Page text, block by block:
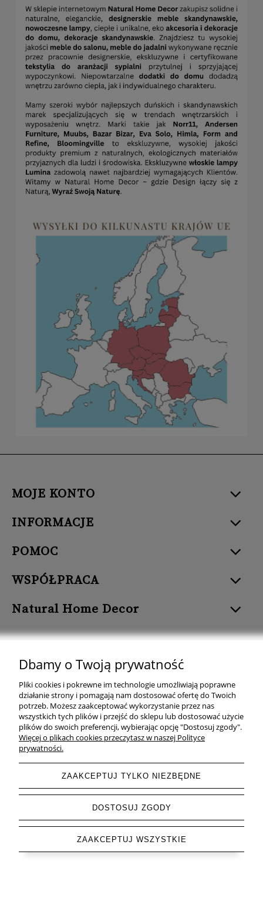
MOJE KONTO
INFORMACJE
POMOC
WSPÓŁPRACA
Natural Home Decor
Natural Home Decor | E-mail: sklep at naturalhomedecor.pl | Tel.:
507 707 299 | NIP: 7971800592 | REGON: 381429127
Copyright © 2026 - Naturalhomedecor.pl
Dbamy o Twoją prywatność
Pliki cookies i pokrewne im technologie umożliwiają poprawne
działanie strony i pomagają nam dostosować ofertę do Twoich
potrzeb. Możesz zaakceptować wykorzystanie przez nas
wszystkich tych plików i przejść do sklepu lub dostosować użycie
plików do swoich preferencji, wybierając opcję "Dostosuj zgody".
Więcej o plikach cookies przeczytasz w naszej Polityce
prywatności.
ZAAKCEPTUJ TYLKO NIEZBĘDNE
DOSTOSUJ ZGODY
ZAAKCEPTUJ WSZYSTKIE